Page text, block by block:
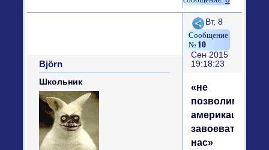
Поделиться
10
Вт, 8
Сен 2015
19:18:23
Björn
Школьник
«не
позволим
америкашкам
завоевать
нас»